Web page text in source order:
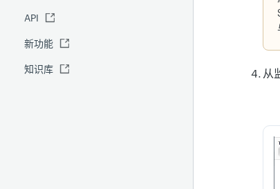
全球基准报表
安全报表
Site24x7 顾问
IT 自动化
API
新功能
知识库 从